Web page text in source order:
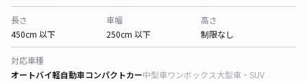
長さ
450cm 以下
車幅
250cm 以下
高さ
制限なし
対応車種
オートバイ軽自動車コンパクトカー中型車ワンボックス大型車・SUV